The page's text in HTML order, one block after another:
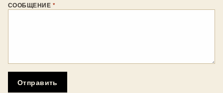
СООБЩЕНИЕ *
Отправить